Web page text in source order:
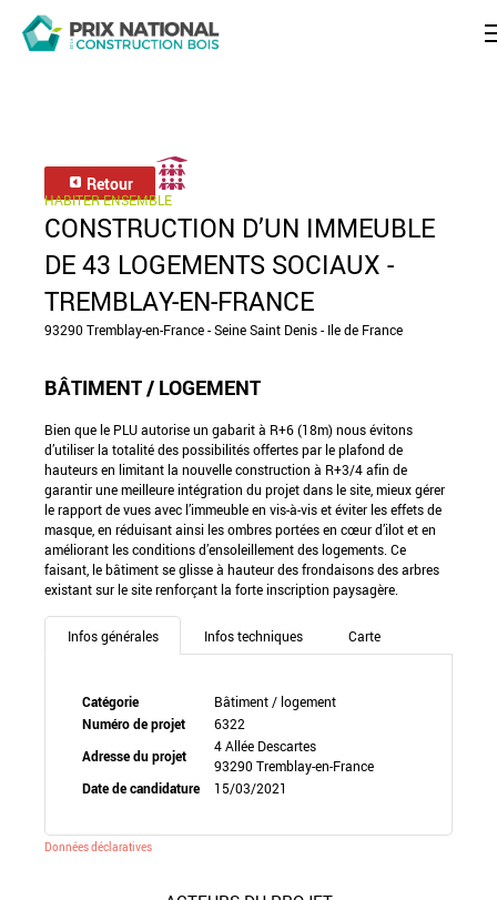
Retour
HABITER ENSEMBLE
CONSTRUCTION D’UN IMMEUBLE
DE 43 LOGEMENTS SOCIAUX -
TREMBLAY-EN-FRANCE
93290 Tremblay-en-France - Seine Saint Denis - Ile de France
BÂTIMENT / LOGEMENT
Bien que le PLU autorise un gabarit à R+6 (18m) nous évitons
d’utiliser la totalité des possibilités offertes par le plafond de
hauteurs en limitant la nouvelle construction à R+3/4 afin de
garantir une meilleure intégration du projet dans le site, mieux gérer
le rapport de vues avec l’immeuble en vis-à-vis et éviter les effets de
masque, en réduisant ainsi les ombres portées en cœur d’ilot et en
améliorant les conditions d’ensoleillement des logements. Ce
faisant, le bâtiment se glisse à hauteur des frondaisons des arbres
existant sur le site renforçant la forte inscription paysagère.
Infos générales Infos techniques Carte
Catégorie
Bâtiment / logement
Numéro de projet
6322
Adresse du projet
4 Allée Descartes
93290 Tremblay-en-France
Date de candidature
15/03/2021
Données déclaratives